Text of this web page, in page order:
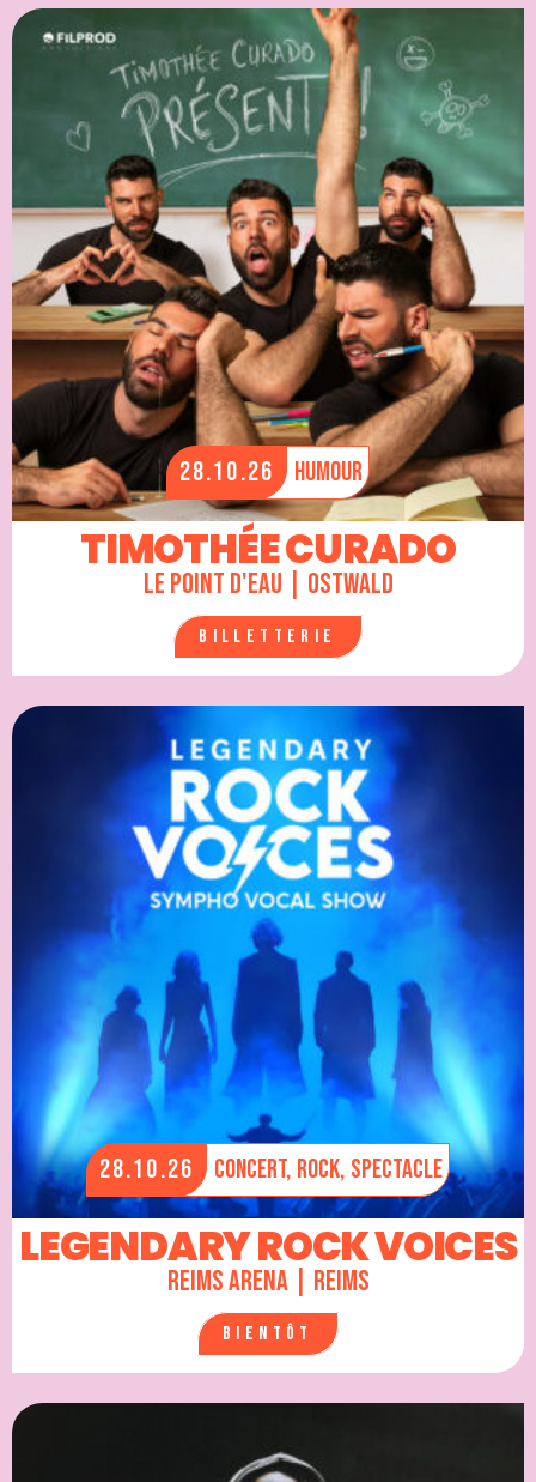
28.10.26 Humour
TIMOTHÉE CURADO
Le Point d'Eau | Ostwald
Billetterie
28.10.26 Concert, Rock, Spectacle
LEGENDARY ROCK VOICES
Reims Arena | Reims
Bientôt